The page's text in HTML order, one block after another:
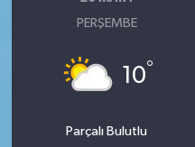
PERŞEMBE
10°
Parçalı Bulutlu